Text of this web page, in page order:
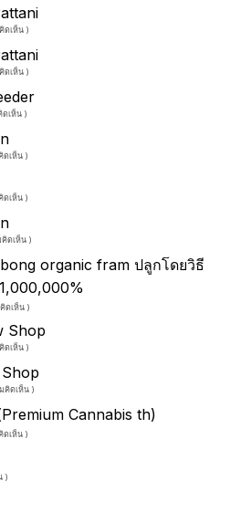
ดเห็น )
ดเห็น )
เห็น )
ดเห็น )
ดเห็น )
คิดเห็น )
organic fram ปลูกโดยวิธี
ดเห็น )
Shop
ดเห็น )
คิดเห็น )
Cannabis th)
ดเห็น )
)